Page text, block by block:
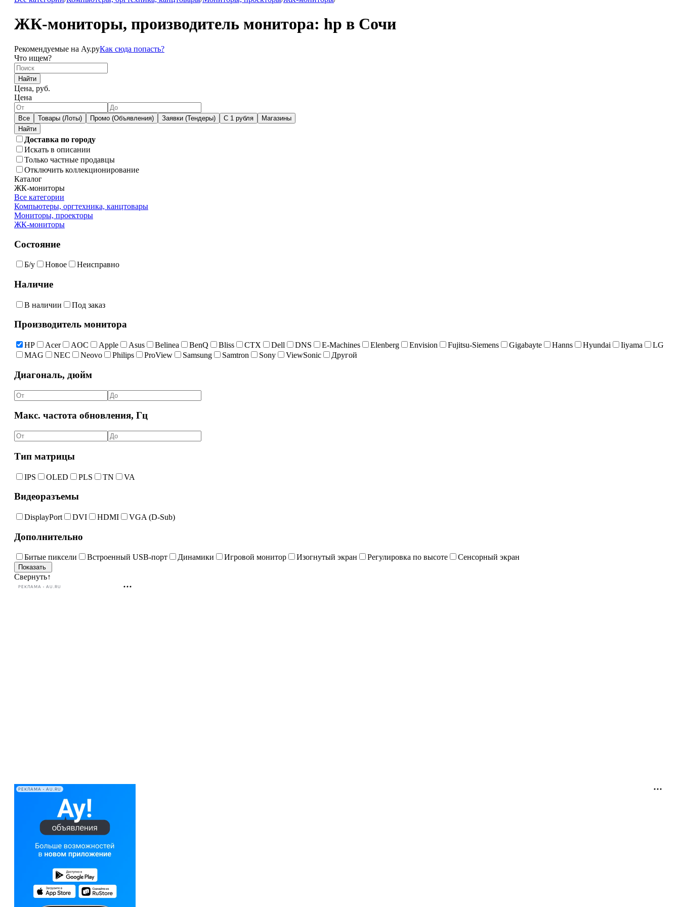
ЖК-мониторы, производитель монитора: hp в Сочи
Рекомендуемые на Ау.руКак сюда попасть?
Что ищем?
Найти
Цена, руб.
Цена
Все Товары (Лоты) Промо (Объявления) Заявки (Тендеры) С 1 рубля Магазины
Доставка по городу
Искать в описании
Только частные продавцы
Отключить коллекционирование
Каталог
ЖК-мониторы
Все категории
Компьютеры, оргтехника, канцтовары
Мониторы, проекторы
ЖК-мониторы
Состояние
Б/у Новое Неисправно
Наличие
В наличии Под заказ
Производитель монитора
HP Acer AOC Apple Asus Belinea BenQ Bliss CTX Dell DNS E-Machines Elenberg Envision Fujitsu-Siemens Gigabayte Hanns Hyundai Iiyama
LG
MAG
NEC Neovo Philips ProView Samsung Samtron Sony ViewSonic Другой
Диагональ, дюйм
Макс. частота обновления, Гц
Тип матрицы
IPS OLED PLS TN VA
Видеоразъемы
DisplayPort DVI HDMI VGA (D-Sub)
Дополнительно
Битые пиксели Встроенный USB-порт Динамики Игровой монитор Изогнутый экран Регулировка по высоте Сенсорный экран
Свернуть↑
РЕКЛАМА • AU.RU
РЕКЛАМА • AU.RU